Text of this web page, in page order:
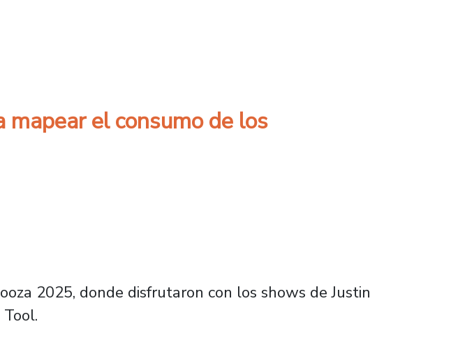
el consumo de los escenarios en Lollapalooza
el consumo de los
2025, donde disfrutaron con los shows de Justin